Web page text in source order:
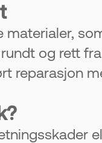
materialer,
og rett
reparasjon